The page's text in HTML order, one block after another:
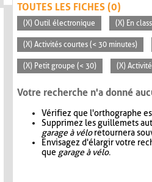
TOUTES LES FICHES (0)
(X) Outil électronique (X) En
(X) Activités courtes (< 30 minutes)
(X) Petit groupe (< 30) (X)
Votre recherche n'a donné
Vérifiez que l'orthographe
Supprimez les guillemets
garage à véloretournera
Envisagez d'élargir votre
que garage à vélo.